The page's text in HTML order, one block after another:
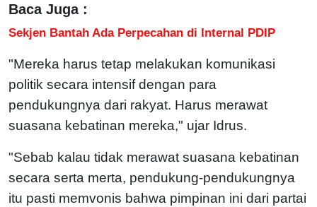
Baca Juga :
Sekjen Bantah Ada Perpecahan di Internal PDIP
"Mereka harus tetap melakukan komunikasi
politik secara intensif dengan para
pendukungnya dari rakyat. Harus merawat
suasana kebatinan mereka," ujar Idrus.
"Sebab kalau tidak merawat suasana kebatinan
secara serta merta, pendukung-pendukungnya
itu pasti memvonis bahwa pimpinan ini dari partai